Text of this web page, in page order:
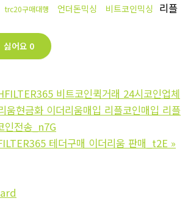
trc20구매대행 언더돈믹싱 비트코인믹싱 리플
싫어요 0
비트코인퀵거래 24시코인업체
움현금화 이더리움매입 리플코인매입 리플
인전송_n7G
테더구매 이더리움 판매_t2E »